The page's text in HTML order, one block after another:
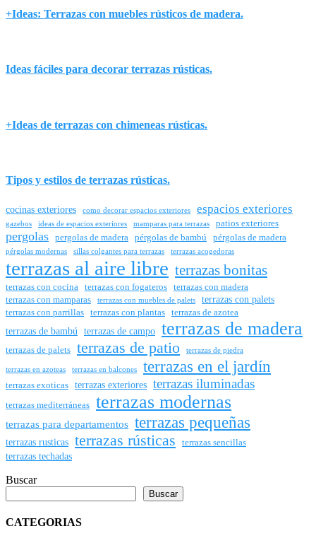
+Ideas: Terrazas con muebles rústicos de madera.
Ideas fáciles para decorar terrazas rústicas.
+Ideas de terrazas con chimeneas rústicas.
Tipos y estilos de terrazas rústicas.
cocinas exteriores como decorar espacios exteriores espacios exteriores
gazebos ideas de espacios exteriores mamparas para terrazas patios exteriores
pergolas pergolas de madera pérgolas de bambú pérgolas de madera
pérgolas modernas sillas colgantes para terrazas terrazas acogedoras
terrazas al aire libre terrazas bonitas
terrazas con cocina terrazas con fogateros
terrazas con madera
terrazas con mamparas
terrazas con muebles de palets terrazas con palets
terrazas con parrillas terrazas con plantas terrazas de azotea
terrazas de bambú terrazas de campo terrazas de madera
terrazas de palets terrazas de patio terrazas de piedra
terrazas en azoteas terrazas en balcones terrazas en el jardín
terrazas exoticas terrazas exteriores terrazas iluminadas
terrazas mediterráneas terrazas modernas
terrazas para departamentos terrazas pequeñas
terrazas rusticas terrazas rústicas terrazas sencillas
terrazas techadas
Buscar
Buscar
CATEGORIAS